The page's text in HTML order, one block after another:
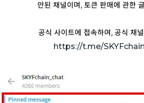
안된 채널이며, 토큰 판매에 관한
공식 사이트에 접속하여, 공식 채
https://t.me/